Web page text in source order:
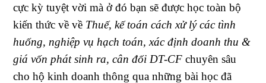
cực kỳ tuyệt vời mà ở đó bạn sẽ được học toàn bộ
kiến thức về về Thuế, kế toán cách xử lý các tình
huống, nghiệp vụ hạch toán, xác định doanh thu &
giá vốn phát sinh ra, cân đối DT-CF chuyên sâu
cho hộ kinh doanh thông qua những bài học đã